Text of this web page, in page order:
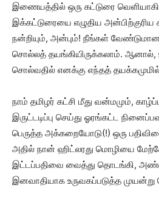
இணையத்தில் ஒரு கட்டுரை
இக்கட்டுரையை எழுதிய
நன்றியும், அன்பும்! நீங்கள்
சொல்லத் தயங்கியிருக்கலாம்.
சொல்வதில் எனக்கு எந்தத்
நாம் தமிழர் கட்சி மீது வன்மமும்,
இருட்டடிப்பு செய்து ஓரங்கட்ட
பெருத்த அக்கறையோடு(!) ஒரு
அதில் நான் ஹிட்லரது மொழியை
இட்டப்பதிவை வைத்து தொடங்கி,
இனவாதியாக உருவகப்படுத்த முயன்று